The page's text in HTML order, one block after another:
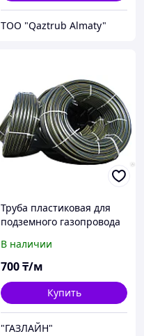
TOO "Qaztrub Almaty"
Труба пластиковая для
подземного газопровода
3,0
В наличии
700₸/м
Купить
"ГАЗЛАЙН"